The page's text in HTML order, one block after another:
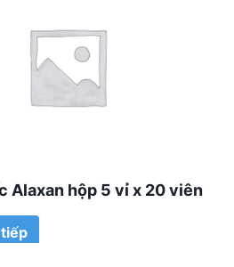
Alaxan hộp 5 vỉ x 20 viên